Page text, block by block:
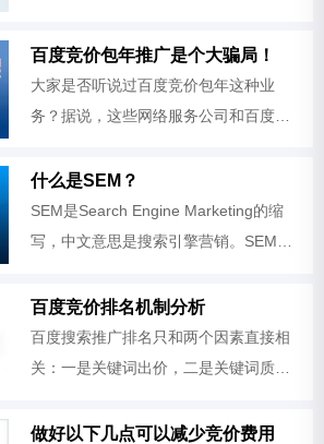
共八大SEM 优化方法，下面一一介绍。
第一式：先谋后动，做足受众分析 受众
百度竞价包年推广是个大骗局！
大家是否听说过百度竞价包年这种业
务？据说，这些网络服务公司和百度进
代理、二级代理，可以为企业在百度上
进行包年推广，一般上线3-5个词包年，
能
什么是SEM？
SEM是Search Engine Marketing的缩
写，中文意思是搜索引擎营销。SEM是
是全面而有效的利用搜索引擎来进行网
络营销和推广。SEM追求最高的性价
比，以最小的投入，
百度竞价排名机制分析
百度搜索推广排名只和两个因素直接相
关：一是关键词出价，二是关键词质量
排名指数（CRI），一般情况下，综合排
做好以下几点可以减少竞价费用